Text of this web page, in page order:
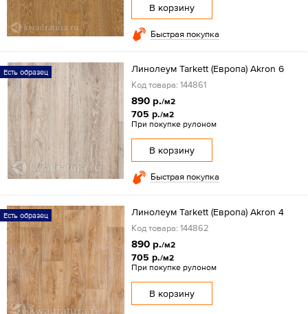
В корзину
Быстрая покупка
Есть образец Линолеум Tarkett (Европа) Akron 6
Код товара: 144861
890 р./м2
705 р./м2
При покупке рулоном
В корзину
Быстрая покупка
Есть образец Линолеум Tarkett (Европа) Akron 4
Код товара: 144862
890 р./м2
705 р./м2
При покупке рулоном
В корзину